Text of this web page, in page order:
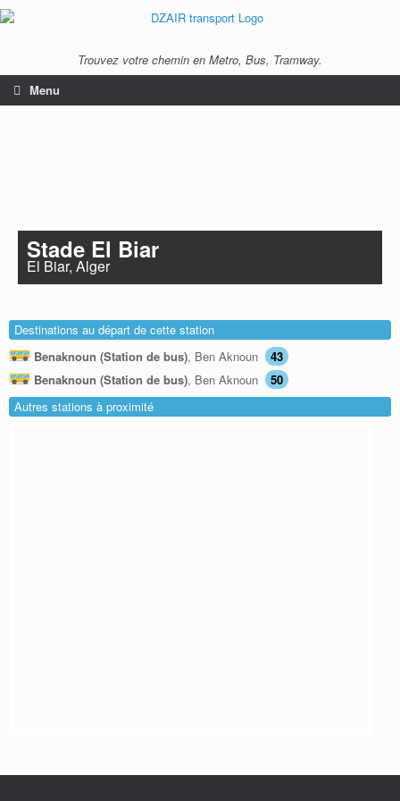
Trouvez votre chemin en Metro, Bus, Tramway.
Menu
Stade El Biar
El Biar, Alger
Destinations au départ de cette station
Benaknoun (Station de bus), Ben Aknoun
43
Benaknoun (Station de bus), Ben Aknoun
50
Autres stations à proximité